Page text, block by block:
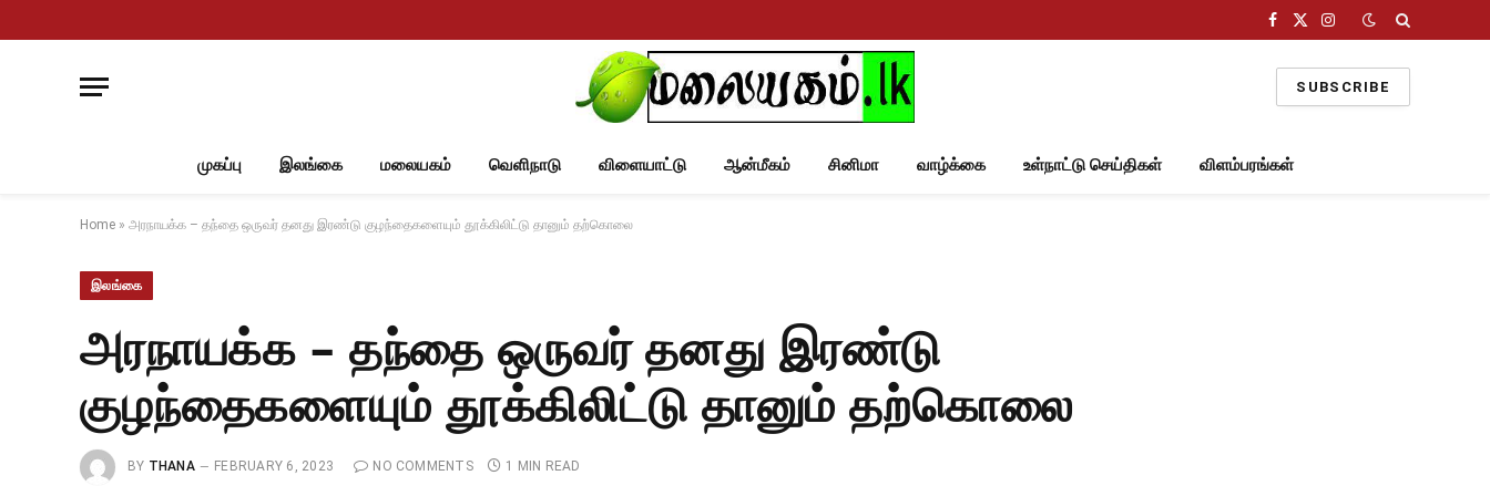
Facebook
X
Instagram
SUBSCRIBE
முகப்பு இலங்கை மலையகம் வெளிநாடு விளையாட்டு ஆன்மீகம் சினிமா வாழ்க்கை உள்நாட்டு செய்திகள் விளம்பரங்கள்
Home » அரநாயக்க – தந்தை ஒருவர் தனது இரண்டு குழந்தைகளையும் தூக்கிலிட்டு தானும் தற்கொலை
இலங்கை
அரநாயக்க – தந்தை ஒருவர் தனது இரண்டு
குழந்தைகளையும் தூக்கிலிட்டு தானும் தற்கொலை
BY THANA FEBRUARY 6, 2023 NO COMMENTS 1 MIN READ